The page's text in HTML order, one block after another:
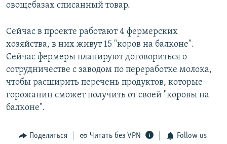
овощебазах списанный товар.
Сейчас в проекте работают 4 фермерских
хозяйства, в них живут 15 "коров на балконе".
Сейчас фермеры планируют договориться о
сотрудничестве с заводом по переработке молока,
чтобы расширить перечень продуктов, которые
горожанин сможет получить от своей "коровы на
балконе".
Поделиться Читать без VPN Follow us